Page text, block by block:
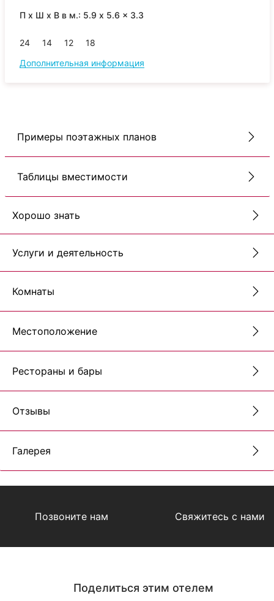
П x Ш x В в м.: 5.9 x 5.6 x 3.3
24 14 12
18
Дополнительная информация
Примеры поэтажных планов
Таблицы вместимости
Хорошо знать
Услуги и деятельность
Комнаты
Местоположение
Рестораны и бары
Отзывы
Галерея
Позвоните нам Свяжитесь с нами
Поделиться этим отелем